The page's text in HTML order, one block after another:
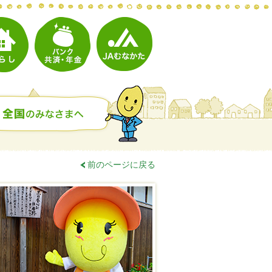
前のページに戻る